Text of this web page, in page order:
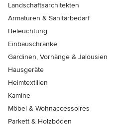
Landschaftsarchitekten
Armaturen & Sanitärbedarf
Beleuchtung
Einbauschränke
Gardinen, Vorhänge & Jalousien
Hausgeräte
Heimtextilien
Kamine
Möbel & Wohnaccessoires
Parkett & Holzböden